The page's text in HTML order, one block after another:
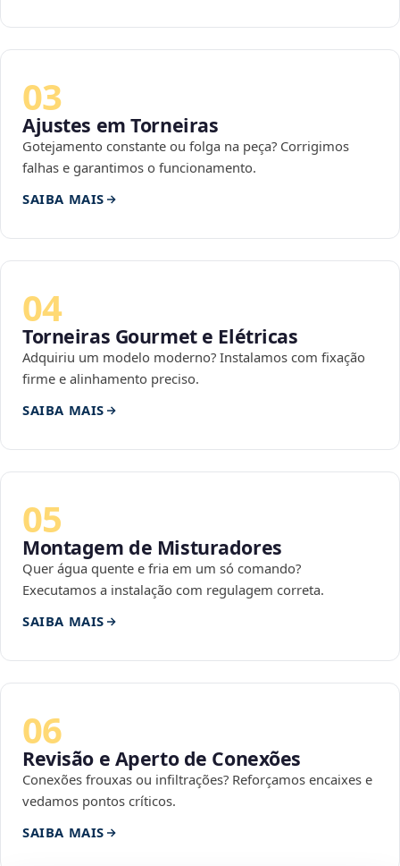
03
Ajustes em Torneiras
Gotejamento constante ou folga na peça? Corrigimos
falhas e garantimos o funcionamento.
SAIBA MAIS
04
Torneiras Gourmet e Elétricas
Adquiriu um modelo moderno? Instalamos com fixação
firme e alinhamento preciso.
SAIBA MAIS
05
Montagem de Misturadores
Quer água quente e fria em um só comando?
Executamos a instalação com regulagem correta.
SAIBA MAIS
06
Revisão e Aperto de Conexões
Conexões frouxas ou infiltrações? Reforçamos encaixes e
vedamos pontos críticos.
SAIBA MAIS